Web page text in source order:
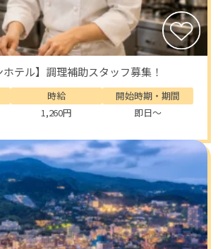
ホテル】調理補助スタッフ募集！
時給
1,260円
開始時期・期間
即日～